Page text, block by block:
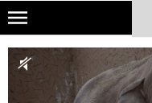
Skip
main
content
NATIONAL GEOGRAPHIC
TRAVELER